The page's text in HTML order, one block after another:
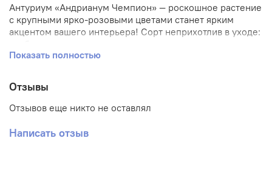
Антуриум «Андрианум Чемпион» — роскошное растение
с крупными ярко-розовыми цветами станет ярким
акцентом вашего интерьера! Сорт неприхотлив в уходе:
рассеянному освещению. Благодаря плотной текстуре
как для дома, так и офисов. Купить антуриум у нас –
значит приобрести символ любви, страсти и жизненной
энергии по доступной цене!
Показать полностью
Отзывы
Отзывов еще никто не оставлял
Написать отзыв